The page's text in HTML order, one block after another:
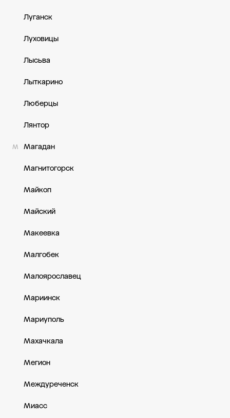
Луганск
Луховицы
Лысьва
Лыткарино
Люберцы
Лянтор
М Магадан
Магнитогорск
Майкоп
Майский
Макеевка
Малгобек
Малоярославец
Мариинск
Мариуполь
Махачкала
Мегион
Междуреченск
Миасс